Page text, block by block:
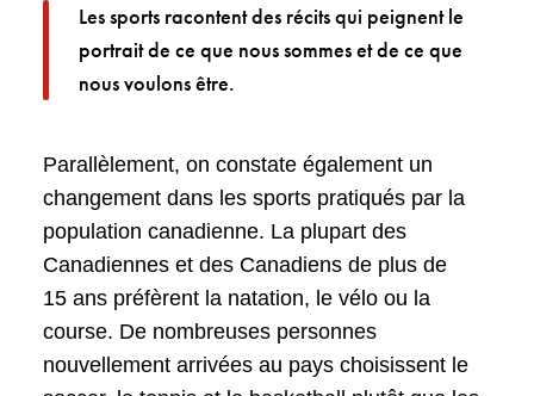
Les sports racontent des récits qui peignent le
portrait de ce que nous sommes et de ce que
nous voulons être.
Parallèlement, on constate également un
changement dans les sports pratiqués par la
population canadienne. La plupart des
Canadiennes et des Canadiens de plus de
15 ans préfèrent la natation, le vélo ou la
course. De nombreuses personnes
nouvellement arrivées au pays choisissent le